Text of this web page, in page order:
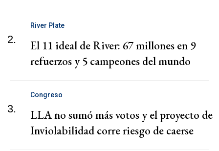
2.
River Plate
El 11 ideal de River: 67 millones en 9
refuerzos y 5 campeones del mundo
3.
Congreso
LLA no sumó más votos y el proyecto de
Inviolabilidad corre riesgo de caerse